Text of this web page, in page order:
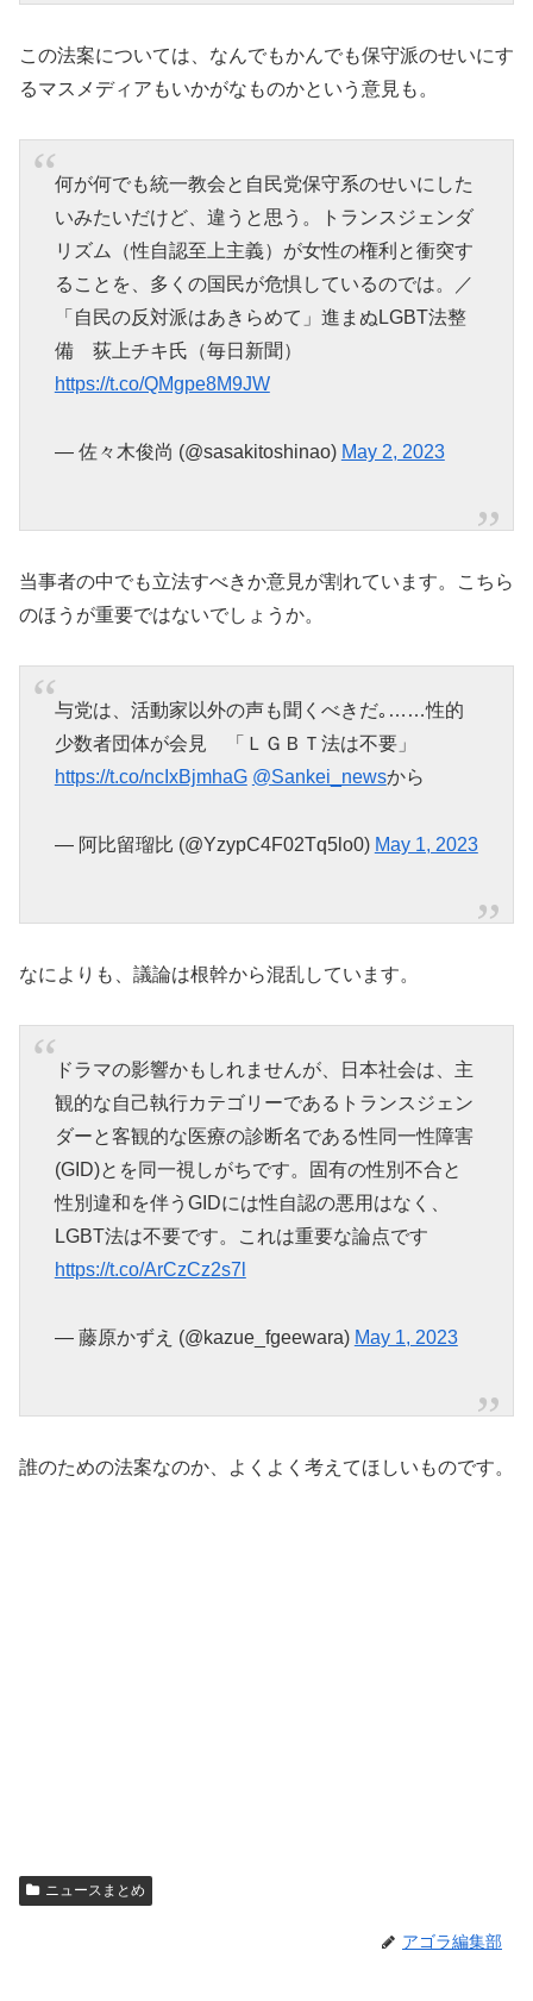
この法案については、なんでもかんでも保守派のせいにす
るマスメディアもいかがなものかという意見も。
何が何でも統一教会と自民党保守系のせいにした
いみたいだけど、違うと思う。トランスジェンダ
リズム（性自認至上主義）が女性の権利と衝突す
ることを、多くの国民が危惧しているのでは。／
「自民の反対派はあきらめて」進まぬLGBT法整
備 荻上チキ氏（毎日新聞）
https://t.co/QMgpe8M9JW
— 佐々木俊尚 (@sasakitoshinao) May 2, 2023
当事者の中でも立法すべきか意見が割れています。こちら
のほうが重要ではないでしょうか。
与党は、活動家以外の声も聞くべきだ｡……性的
少数者団体が会見 「ＬＧＢＴ法は不要」
https://t.co/ncIxBjmhaG @Sankei_newsから
— 阿比留瑠比 (@YzypC4F02Tq5lo0) May 1, 2023
なによりも、議論は根幹から混乱しています。
ドラマの影響かもしれませんが、日本社会は、主
観的な自己執行カテゴリーであるトランスジェン
ダーと客観的な医療の診断名である性同一性障害
(GID)とを同一視しがちです。固有の性別不合と
性別違和を伴うGIDには性自認の悪用はなく、
LGBT法は不要です。これは重要な論点です
https://t.co/ArCzCz2s7l
— 藤原かずえ (@kazue_fgeewara) May 1, 2023
誰のための法案なのか、よくよく考えてほしいものです。
ニュースまとめ
アゴラ編集部